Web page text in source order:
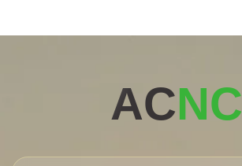
ACNC